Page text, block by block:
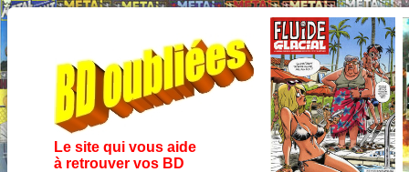
Le site qui vous aide
à retrouver vos BD